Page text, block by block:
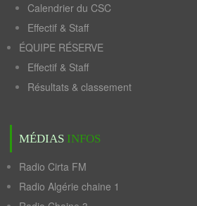
Calendrier du CSC
Effectif & Staff
ÉQUIPE RÉSERVE
Effectif & Staff
Résultats & classement
MÉDIAS INFOS
Radio Cirta FM
Radio Algérie chaine 1